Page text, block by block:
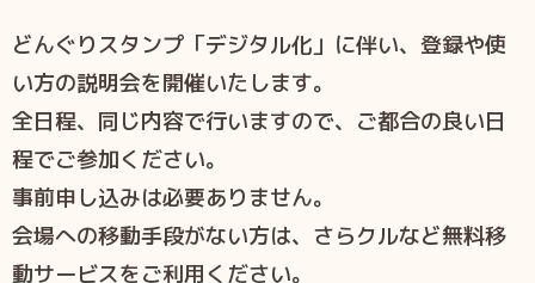
どんぐりスタンプ「デジタル化」に伴い、登録や使
い方の説明会を開催いたします。
全日程、同じ内容で行いますので、ご都合の良い日
程でご参加ください。
事前申し込みは必要ありません。
会場への移動手段がない方は、さらクルなど無料移
動サービスをご利用ください。